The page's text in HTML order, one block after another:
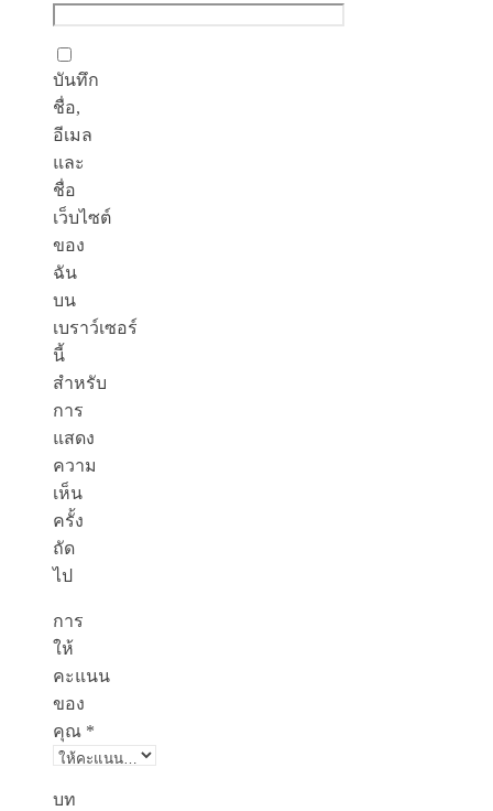
บันทึก
ชื่อ,
อีเมล
และ
ชื่อ
เว็บไซต์
ของ
ฉัน
บน
เบราว์เซอร์
นี้
สำหรับ
การ
แสดง
ความ
เห็น
ครั้ง
ถัด
ไป
การ
ให้
คะแนน
ของ
คุณ *
บท